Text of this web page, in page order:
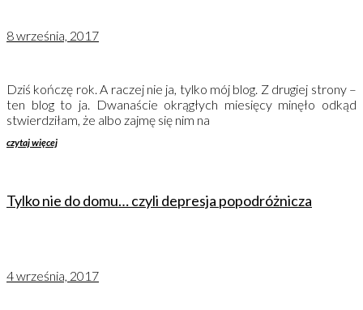
8 września, 2017
Dziś kończę rok. A raczej nie ja, tylko mój blog. Z drugiej strony –
ten blog to ja. Dwanaście okrągłych miesięcy minęło odkąd
stwierdziłam, że albo zajmę się nim na
czytaj więcej
Tylko nie do domu… czyli depresja popodróżnicza
4 września, 2017